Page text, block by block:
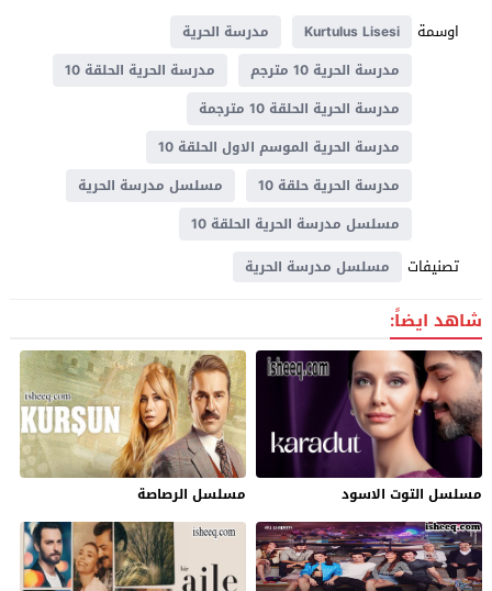
اوسمة
Kurtulus Lisesi
مدرسة الحرية
مدرسة الحرية 10 مترجم
مدرسة الحرية الحلقة 10
مدرسة الحرية الحلقة 10 مترجمة
مدرسة الحرية الموسم الاول الحلقة 10
مدرسة الحرية حلقة 10
مسلسل مدرسة الحرية
مسلسل مدرسة الحرية الحلقة 10
تصنيفات مسلسل مدرسة الحرية
شاهد ايضاً:
مسلسل التوت الاسود مسلسل الرصاصة